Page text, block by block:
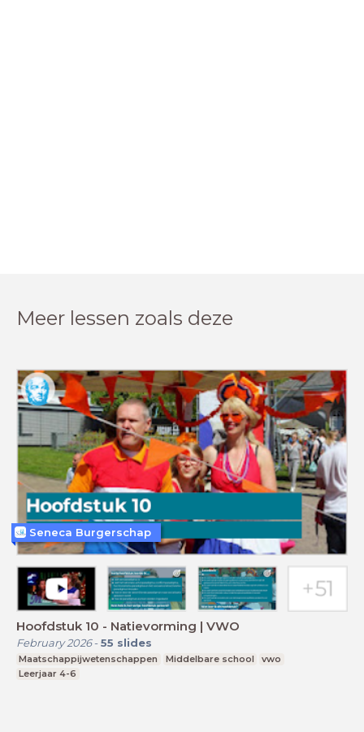
Meer lessen zoals deze
Hoofdstuk 10 - Natievorming | VWO
February 2026- 55 slides
Maatschappijwetenschappen Middelbare school
vwo
Leerjaar 4-6
Seneca Burgerschap